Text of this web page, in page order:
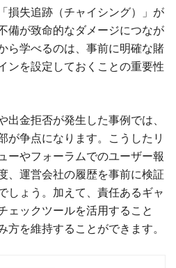
損失追跡（チャイシング）」が
備が致命的なダメージにつなが
ら学べるのは、事前に明確な賭
ンを設定しておくことの重要性
出金拒否が発生した事例では、
が争点になります。こうしたリ
ーやフォーラムでのユーザー報
、運営会社の履歴を事前に検証
しょう。加えて、責任あるギャ
ェックツールを活用すること
方を維持することができます。